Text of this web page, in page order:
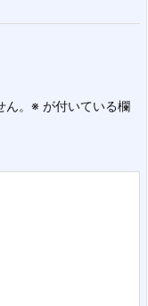
。 ※ が付いている欄